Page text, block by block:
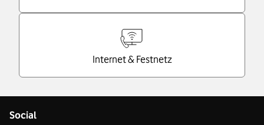
Internet & Festnetz
Social